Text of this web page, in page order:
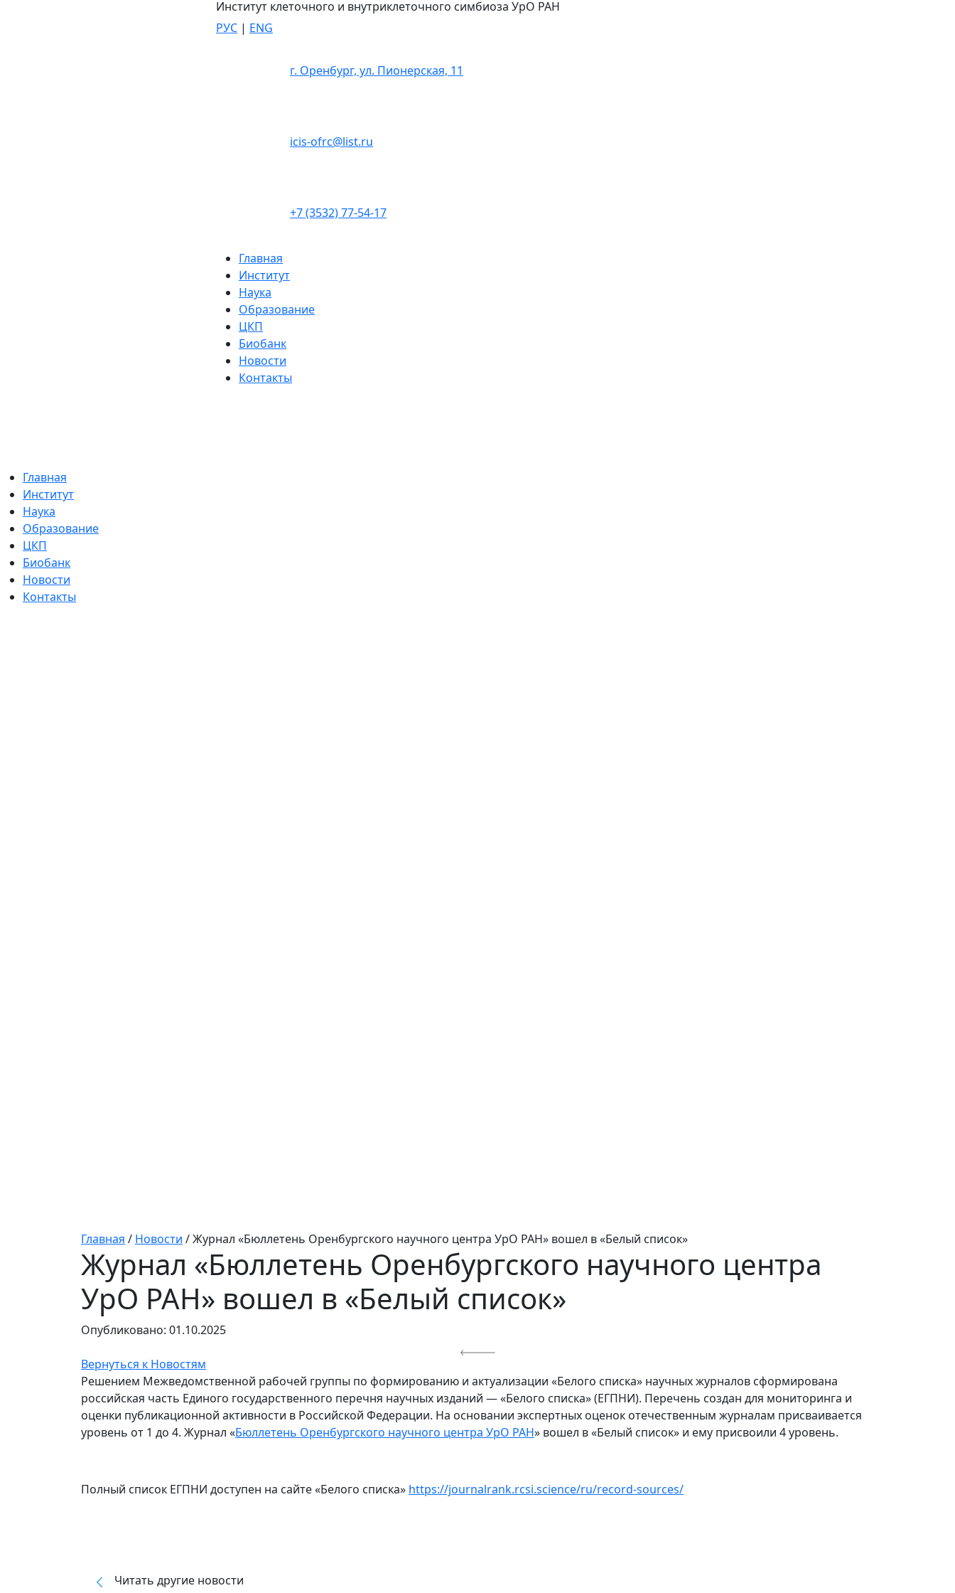
Институт клеточного и внутриклеточного симбиоза УрО РАН
РУС | ENG
г. Оренбург, ул. Пионерская, 11
icis-ofrc@list.ru
+7 (3532) 77-54-17
Главная
Институт
Наука
Образование
ЦКП
Биобанк
Новости
Контакты
Главная
Институт
Наука
Образование
ЦКП
Биобанк
Новости
Контакты
Главная / Новости /Журнал «Бюллетень Оренбургского научного центра УрО РАН» вошел в «Белый список»
Журнал «Бюллетень Оренбургского научного центра
УрО РАН» вошел в «Белый список»
Опубликовано: 01.10.2025
Вернуться к Новостям
Решением Межведомственной рабочей группы по формированию и актуализации «Белого списка» научных журналов сформирована
российская часть Единого государственного перечня научных изданий — «Белого списка» (ЕГПНИ). Перечень создан для мониторинга и
оценки публикационной активности в Российской Федерации. На основании экспертных оценок отечественным журналам присваивается
уровень от 1 до 4. Журнал «Бюллетень Оренбургского научного центра УрО РАН» вошел в «Белый список» и ему присвоили 4 уровень.
Полный список ЕГПНИ доступен на сайте «Белого списка» https://journalrank.rcsi.science/ru/record-sources/
Читать другие новости